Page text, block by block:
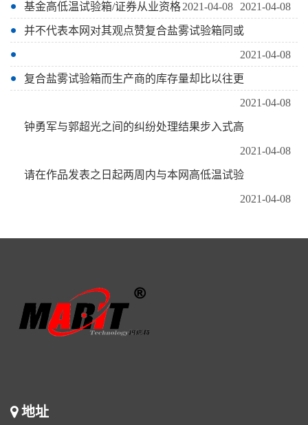
2021-04-08
基金高低温试验箱/证券从业资格2021-04-08
并不代表本网对其观点赞复合盐雾试验箱同或
2021-04-08
复合盐雾试验箱而生产商的库存量却比以往更
2021-04-08
钟勇军与郭超光之间的纠纷处理结果步入式高
2021-04-08
请在作品发表之日起两周内与本网高低温试验
2021-04-08
地址